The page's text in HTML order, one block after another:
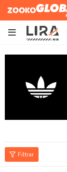
Zooko Global
